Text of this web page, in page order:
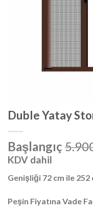
Duble Yatay
Başlangıç
KDV dahil
Genişliği 72 cm ile 252
Peşin Fiyatına Vade